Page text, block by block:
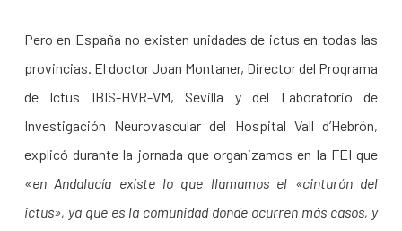
Pero en España no existen unidades de ictus en todas las
provincias. El doctor Joan Montaner, Director del Programa
de Ictus IBIS-HVR-VM, Sevilla y del Laboratorio de
Investigación Neurovascular del Hospital Vall d’Hebrón,
explicó durante la jornada que organizamos en la FEI que
«en Andalucía existe lo que llamamos el «cinturón del
ictus», ya que es la comunidad donde ocurren más casos, y